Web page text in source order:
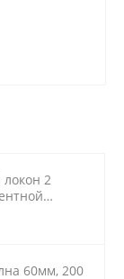
локон 2
60мм, 200